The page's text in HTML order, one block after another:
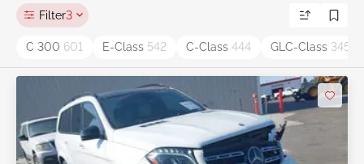
Filter3
C 300 601 E-Class 542 C-Class 444 GLC-Class 345